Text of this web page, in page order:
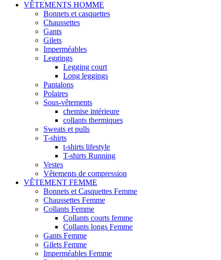
VÊTEMENTS HOMME
Bonnets et casquettes
Chaussettes
Gants
Gilets
Imperméables
Leggings
Legging court
Long leggings
Pantalons
Polaires
Sous-vêtements
chemise intérieure
collants thermiques
Sweats et pulls
T-shirts
t-shirts lifestyle
T-shirts Running
Vestes
Vêtements de compression
VÊTEMENT FEMME
Bonnets et Casquettes Femme
Chaussettes Femme
Collants Femme
Collants courts femme
Collants longs Femme
Gants Femme
Gilets Femme
Imperméables Femme